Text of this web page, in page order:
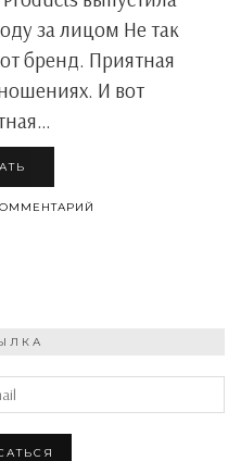
за лицом Не так
бренд. Приятная
И вот